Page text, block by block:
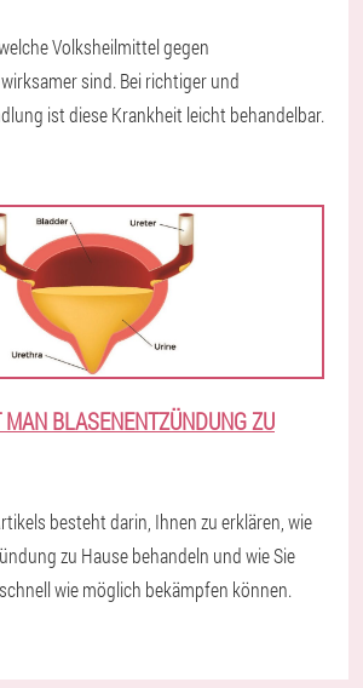
Volksheilmittel gegen
sind. Bei richtiger und
ist diese Krankheit leicht behandelbar.
MAN BLASENENTZÜNDUNG ZU
besteht darin, Ihnen zu erklären, wie
zu Hause behandeln und wie Sie
wie möglich bekämpfen können.